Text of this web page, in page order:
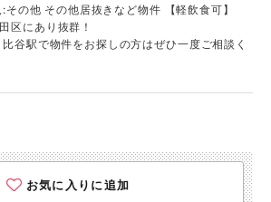
の他 その他居抜きなど物件 【軽飲食可】
区にあり抜群！
谷駅で物件をお探しの方はぜひ一度ご相談く
お気に入りに追加